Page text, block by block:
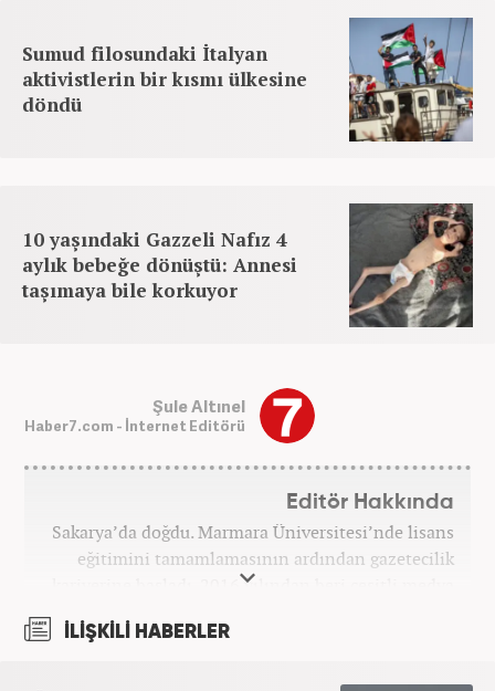
Sumud filosundaki İtalyan
aktivistlerin bir kısmı ülkesine
döndü
10 yaşındaki Gazzeli Nafız 4
aylık bebeğe dönüştü: Annesi
taşımaya bile korkuyor
Şule Altınel
Haber7.com - İnternet Editörü
Editör Hakkında
Sakarya’da doğdu. Marmara Üniversitesi’nde lisans
eğitimini tamamlamasının ardından gazetecilik
kariyerine başladı. 2016 yılından beri çeşitli medya
itibaren Haber7’de ‘gündem editörü’ olarak
İLİŞKİLİ HABERLER